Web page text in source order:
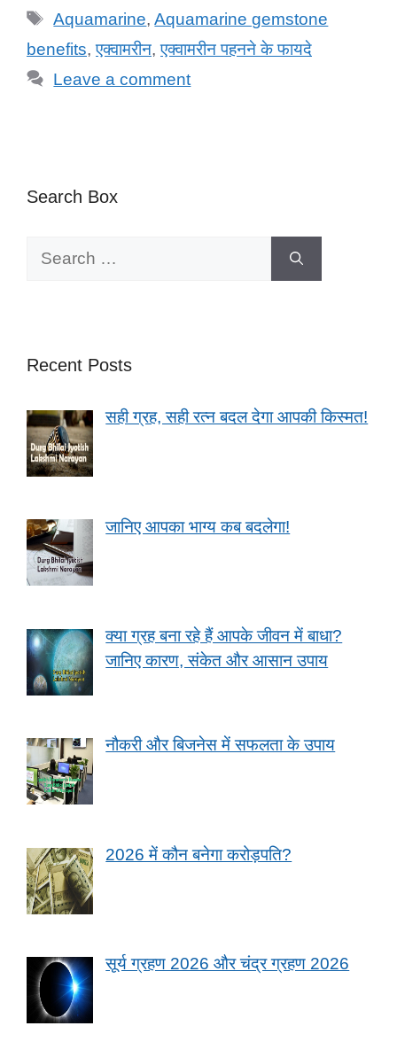
Tags
Aquamarine,Aquamarine gemstone
benefits,एक्वामरीन,एक्वामरीन पहनने के फायदे
Leave a comment
Search Box
Recent Posts
सही ग्रह, सही रत्न बदल देगा आपकी किस्मत!
जानिए आपका भाग्य कब बदलेगा!
क्या ग्रह बना रहे हैं आपके जीवन में बाधा?
जानिए कारण, संकेत और आसान उपाय
नौकरी और बिजनेस में सफलता के उपाय
2026 में कौन बनेगा करोड़पति?
सूर्य ग्रहण 2026 और चंद्र ग्रहण 2026